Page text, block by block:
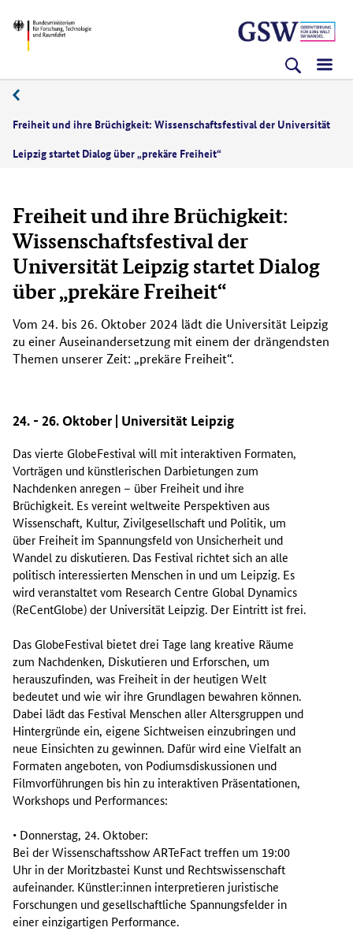
zum
(Eingabetaste)
zum
(Eingabetaste)
zur
(Eingabetaste)
BMFTR
Freiheit und ihre Brüchigkeit: Wissenschaftsfestival der Universität
Leipzig startet Dialog über „prekäre Freiheit“
Freiheit und ihre Brüchigkeit:
Wissenschaftsfestival der
Universität Leipzig startet Dialog
über „prekäre Freiheit“
Vom 24. bis 26. Oktober 2024 lädt die Universität Leipzig
zu einer Auseinandersetzung mit einem der drängendsten
Themen unserer Zeit: „prekäre Freiheit“.
24. - 26. Oktober | Universität Leipzig
Das vierte GlobeFestival will mit interaktiven Formaten,
Vorträgen und künstlerischen Darbietungen zum
Nachdenken anregen – über Freiheit und ihre
Brüchigkeit. Es vereint weltweite Perspektiven aus
Wissenschaft, Kultur, Zivilgesellschaft und Politik, um
über Freiheit im Spannungsfeld von Unsicherheit und
Wandel zu diskutieren. Das Festival richtet sich an alle
politisch interessierten Menschen in und um Leipzig. Es
wird veranstaltet vom Research Centre Global Dynamics
(ReCentGlobe) der Universität Leipzig. Der Eintritt ist frei.
Das GlobeFestival bietet drei Tage lang kreative Räume
zum Nachdenken, Diskutieren und Erforschen, um
herauszufinden, was Freiheit in der heutigen Welt
bedeutet und wie wir ihre Grundlagen bewahren können.
Dabei lädt das Festival Menschen aller Altersgruppen und
Hintergründe ein, eigene Sichtweisen einzubringen und
neue Einsichten zu gewinnen. Dafür wird eine Vielfalt an
Formaten angeboten, von Podiumsdiskussionen und
Filmvorführungen bis hin zu interaktiven Präsentationen,
Workshops und Performances:
• Donnerstag, 24. Oktober:
Bei der Wissenschaftsshow ARTeFact treffen um 19:00
Uhr in der Moritzbastei Kunst und Rechtswissenschaft
aufeinander. Künstler:innen interpretieren juristische
Forschungen und gesellschaftliche Spannungsfelder in
einer einzigartigen Performance.